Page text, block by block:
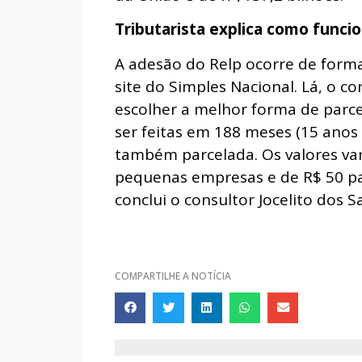
Tributarista explica como
A adesão do Relp ocorre de
site do Simples Nacional. Lá, o
escolher a melhor forma de
ser feitas em 188 meses (15
também parcelada. Os valores
pequenas empresas e de R$ 50
conclui o consultor Jocelito dos
COMPARTILHE A NOTÍCIA